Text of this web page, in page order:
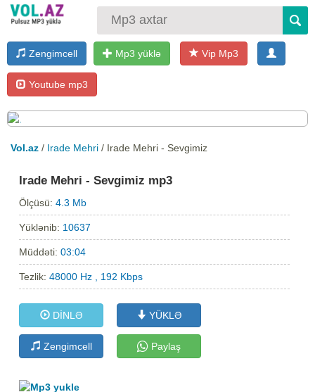
Zengimcell Mp3 yüklə Vip Mp3
Youtube mp3
Vol.az / Irade Mehri / Irade Mehri - Sevgimiz
Irade Mehri - Sevgimiz mp3
Ölçüsü:4.3 Mb
Yüklənib: 10637
Müddəti:03:04
Tezlik:48000 Hz , 192 Kbps
DİNLƏ YÜKLƏ
Zengimcell Paylaş